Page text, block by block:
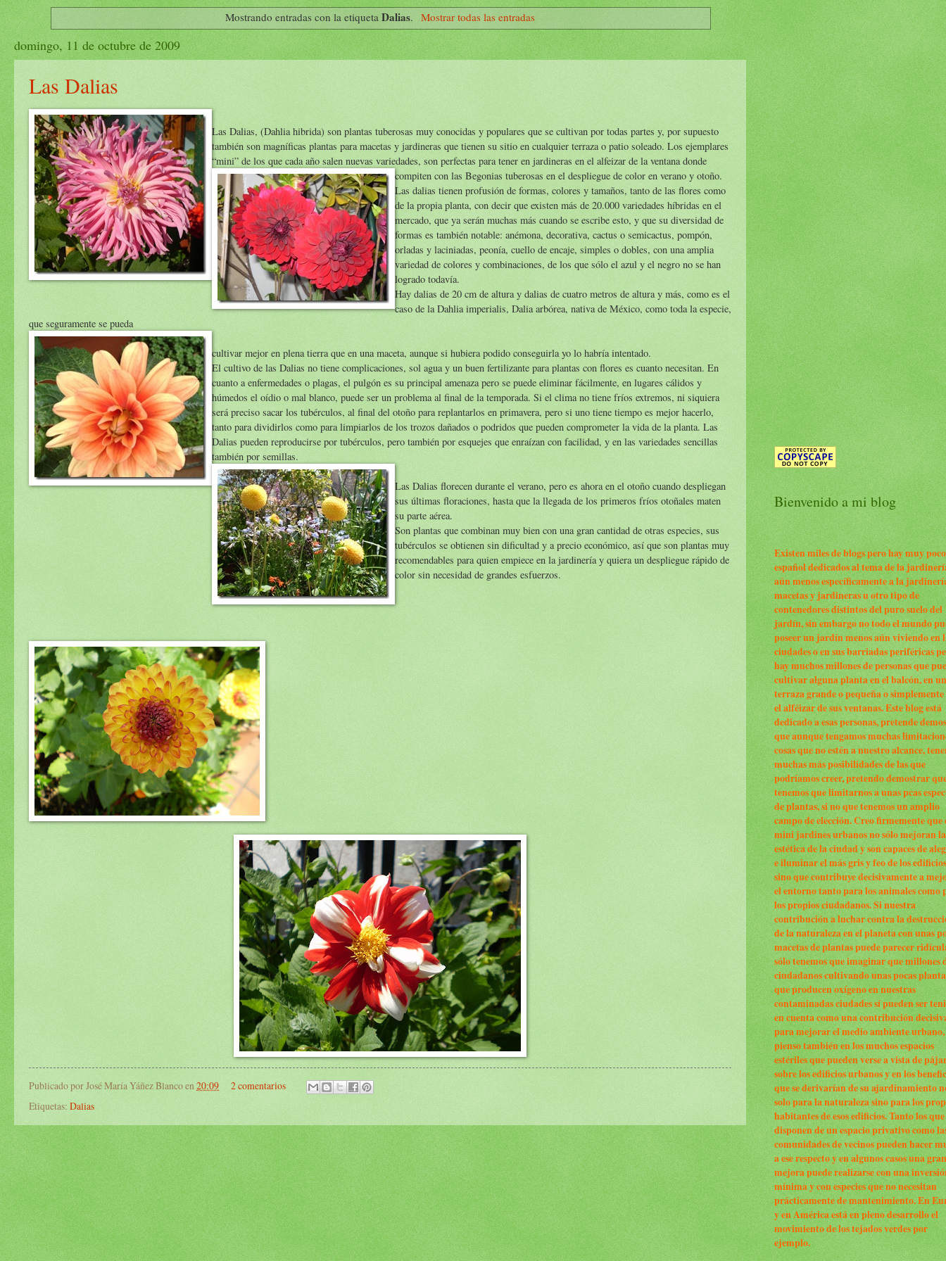
Mostrando entradas con la etiquetaDalias. Mostrar todas las entradas
domingo, 11 de octubre de 2009
Las Dalias
Las Dalias, (Dahlia hibrida) son plantas tuberosas muy conocidas y populares que se cultivan por todas partes y, por supuesto
también son magníficas plantas para macetas y jardineras que tienen su sitio en cualquier terraza o patio soleado. Los ejemplares
“mini” de los que cada año salen nuevas variedades, son perfectas para tener en jardineras en el alfeizar de la ventana donde
compiten con las Begonias tuberosas en el despliegue de color en verano y otoño.
Las dalias tienen profusión de formas, colores y tamaños, tanto de las flores como
de la propia planta, con decir que existen más de 20.000 variedades híbridas en el
mercado, que ya serán muchas más cuando se escribe esto, y que su diversidad de
formas es también notable: anémona, decorativa, cactus o semicactus, pompón,
orladas y laciniadas, peonía, cuello de encaje, simples o dobles, con una amplia
variedad de colores y combinaciones, de los que sólo el azul y el negro no se han
logrado todavía.
Hay dalias de 20 cm de altura y dalias de cuatro metros de altura y más, como es el
caso de la Dahlia imperialis, Dalia arbórea, nativa de México, como toda la especie,
que seguramente se pueda
cultivar mejor en plena tierra que en una maceta, aunque si hubiera podido conseguirla yo lo habría intentado.
El cultivo de las Dalias no tiene complicaciones, sol agua y un buen fertilizante para plantas con flores es cuanto necesitan. En
cuanto a enfermedades o plagas, el pulgón es su principal amenaza pero se puede eliminar fácilmente, en lugares cálidos y
húmedos el oídio o mal blanco, puede ser un problema al final de la temporada. Si el clima no tiene fríos extremos, ni siquiera
será preciso sacar los tubérculos, al final del otoño para replantarlos en primavera, pero si uno tiene tiempo es mejor hacerlo,
tanto para dividirlos como para limpiarlos de los trozos dañados o podridos que pueden comprometer la vida de la planta. Las
Dalias pueden reproducirse por tubérculos, pero también por esquejes que enraízan con facilidad, y en las variedades sencillas
también por semillas.
Las Dalias florecen durante el verano, pero es ahora en el otoño cuando despliegan
sus últimas floraciones, hasta que la llegada de los primeros fríos otoñales maten
su parte aérea.
Son plantas que combinan muy bien con una gran cantidad de otras especies, sus
tubérculos se obtienen sin dificultad y a precio económico, así que son plantas muy
recomendables para quien empiece en la jardinería y quiera un despliegue rápido de
color sin necesidad de grandes esfuerzos.
Publicado porJosé María Yáñez Blancoen 20:09
2 comentarios
Etiquetas: Dalias
Bienvenido a mi blog
Existen miles de blogs pero hay muy
español dedicados al tema de la
aún menos específicamente a la
macetas y jardineras u otro tipo de
contenedores distintos del puro suelo del
jardín, sin embargo no todo el mundo
poseer un jardín menos aún viviendo en
ciudades o en sus barriadas periféricas
hay muchos millones de personas que
cultivar alguna planta en el balcón, en
terraza grande o pequeña o simplemente
el alféizar de sus ventanas. Este blog está
dedicado a esas personas, pretende
que aunque tengamos muchas
cosas que no estén a nuestro alcance,
muchas más posibilidades de las que
podríamos creer, pretendo demostrar
tenemos que limitarnos a unas pcas
de plantas, si no que tenemos un amplio
campo de elección. Creo firmemente que
mini jardines urbanos no sólo mejoran la
estética de la ciudad y son capaces de
e iluminar el más gris y feo de los edificios
sino que contribuye decisivamente a
el entorno tanto para los animales como
los propios ciudadanos. Si nuestra
contribución a luchar contra la
de la naturaleza en el planeta con unas
macetas de plantas puede parecer
sólo tenemos que imaginar que millones
ciudadanos cultivando unas pocas
que producen oxígeno en nuestras
contaminadas ciudades sí pueden ser
en cuenta como una contribución
para mejorar el medio ambiente urbano,
pienso también en los muchos espacios
estériles que pueden verse a vista de
sobre los edificios urbanos y en los
que se derivarían de su ajardinamiento
solo para la naturaleza sino para los
habitantes de esos edificios. Tanto los que
disponen de un espacio privativo como
comunidades de vecinos pueden hacer
a ese respecto y en algunos casos una gran
mejora puede realizarse con una
mínima y con especies que no necesitan
prácticamente de mantenimiento. En
y en América está en pleno desarrollo el
movimiento de los tejados verdes por
ejemplo.